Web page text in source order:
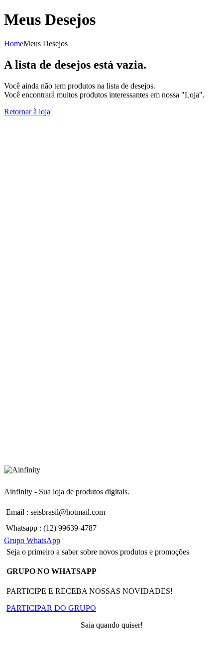
Meus Desejos
HomeMeus Desejos
A lista de desejos está vazia.
Você ainda não tem produtos na lista de desejos.
Você encontrará muitos produtos interessantes em nossa "Loja".
Retornar à loja
Ainfinity - Sua loja de produtos digitais.
Email : seisbrasil@hotmail.com
Whatsapp : (12) 99639-4787
Grupo WhatsApp
Seja o primeiro a saber sobre novos produtos e promoções
GRUPO NO WHATSAPP
PARTICIPE E RECEBA NOSSAS NOVIDADES!
PARTICIPAR DO GRUPO
Saia quando quiser!